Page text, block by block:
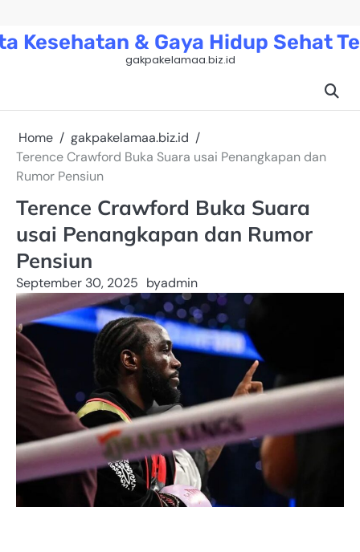
content
Kesehatan & Gaya Hidup Sehat
gakpakelamaa.biz.id
Home
gakpakelamaa.biz.id
Terence Crawford Buka Suara usai Penangkapan dan
Rumor Pensiun
Terence Crawford Buka Suara
usai Penangkapan dan Rumor
Pensiun
September 30, 2025 byadmin